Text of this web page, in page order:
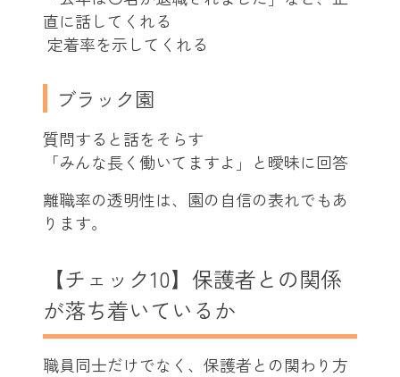
直に話してくれる
定着率を示してくれる
ブラック園
質問すると話をそらす
「みんな長く働いてますよ」と曖昧に回答
離職率の透明性は、園の自信の表れでもあ
ります。
【チェック10】保護者との関係
が落ち着いているか
職員同士だけでなく、保護者との関わり方